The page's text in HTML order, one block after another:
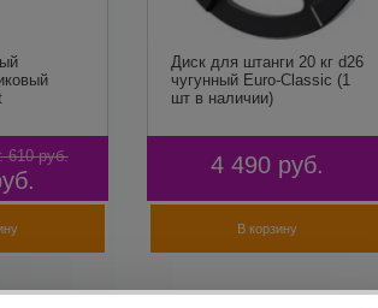
610 руб.
Диск для штанги 20 кг d26
чугунный Euro-Classic (1
шт в наличии)
4 490 руб.
В корзину